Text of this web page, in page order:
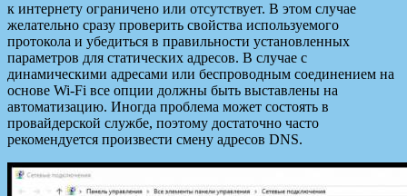
к интернету ограничено или отсутствует. В этом случае
желательно сразу проверить свойства используемого
протокола и убедиться в правильности установленных
параметров для статических адресов. В случае с
динамическими адресами или беспроводным соединением на
основе Wi-Fi все опции должны быть выставлены на
автоматизацию. Иногда проблема может состоять в
провайдерской службе, поэтому достаточно часто
рекомендуется произвести смену адресов DNS.